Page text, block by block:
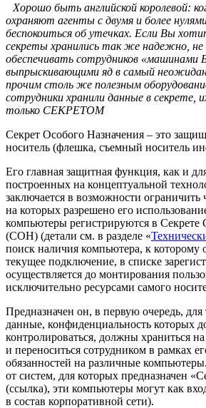
Хорошо быть английской королевой:
охраняют агенты с двумя и более
беспокоиться об утечках. Если Вы
секреты хранились так же надежно, не
обеспечивать сотрудников «машинами
выпрыскивающими яд в самый
прочим столь же полезным
сотрудники хранили данные в секрете,
только СЕКРЕТОМ
Секрет Особого Назначения – это
носитель (флешка, съемный носитель
Его главная защитная функция, как и
построенных на концептуальной
заключается в возможности
на которых разрешено его
компьютеры регистрируются в Секрете
(СОН) (детали см. в разделе «
поиск наличия компьютера, к которому
текущее подключение, в списке
осуществляется до монтирования
исключительно ресурсами самого
Предназначен он, в первую очередь, для
данные, конфиденциальность которых
контролироваться, должны храниться
и переноситься сотрудником в рамках
обязанностей на различные
от систем, для которых предназначен
(ссылка), эти компьютеры могут как
в состав корпоративной сети).